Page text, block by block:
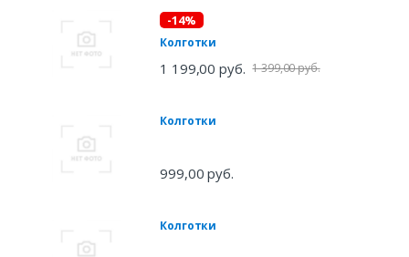
-14%
Колготки
1 199,00 руб. 1 399,00 руб.
Колготки
999,00 руб.
Колготки